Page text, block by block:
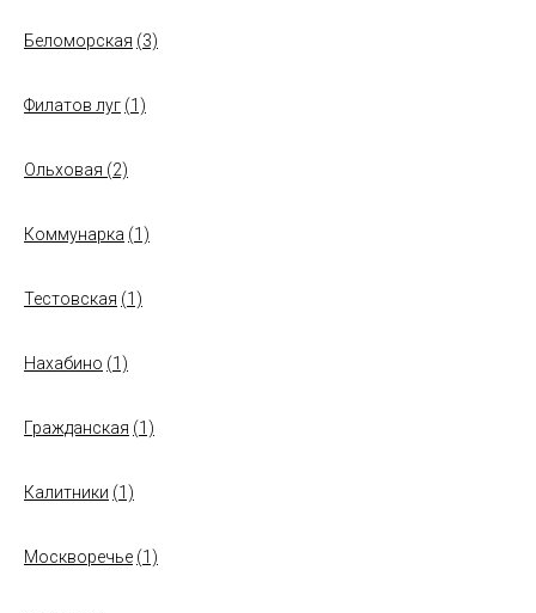
Беломорская (3)
Филатов луг (1)
Ольховая (2)
Коммунарка (1)
Тестовская (1)
Нахабино (1)
Гражданская (1)
Калитники (1)
Москворечье (1)